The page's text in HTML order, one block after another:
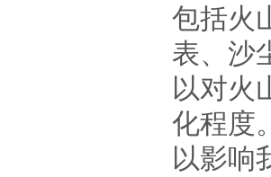
包括火
表、沙
以对火
化程度
以影响